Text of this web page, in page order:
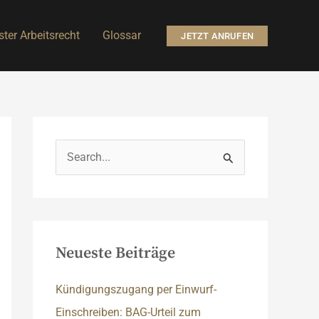
Arbeitsrecht Glossar JETZT ANRUFEN
u
n
a
Neueste Beiträge
Kündigungszugang per Einwurf-
Einschreiben: BAG-Urteil zum